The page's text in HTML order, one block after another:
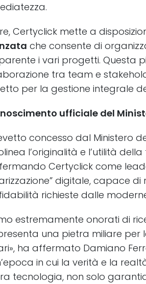
Certyclick mette a
che consente di
i vari progetti. Questa
tra team e
per la gestione integrale
ufficiale del
concesso dal Ministero
l’originalità e l’utilità
Certyclick come
digitale, capace
richieste dalle
estremamente onorati di
una pietra miliare per
ha affermato Damiano
in cui la verità e la
tecnologia, non solo